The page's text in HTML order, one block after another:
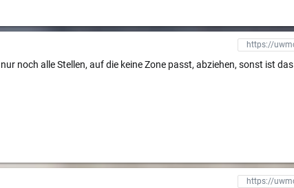
noch alle Stellen, auf die keine Zone passt, abziehen, sonst ist